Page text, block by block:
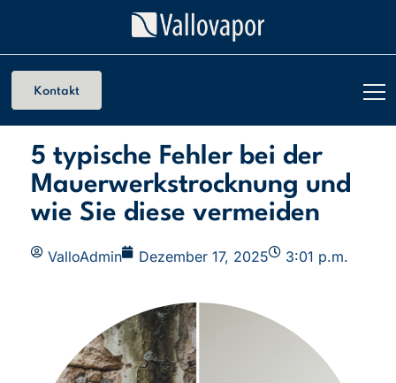
Kontakt
5 typische Fehler bei der
Mauerwerkstrocknung und
wie Sie diese vermeiden
ValloAdmin Dezember 17, 2025 3:01 p.m.